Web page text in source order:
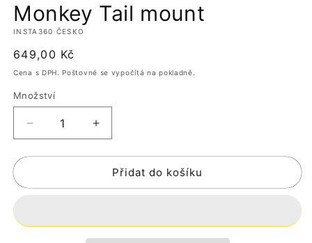
okně
Monkey Tail mount
INSTA360 ČESKO
Běžná
cena
649,00 Kč
Cena s DPH. Poštovné se vypočítá na pokladně.
Množství
množství
produktu
Tail
Zvýšit
množství
produktu
Monkey
Tail
Přidat do košíku